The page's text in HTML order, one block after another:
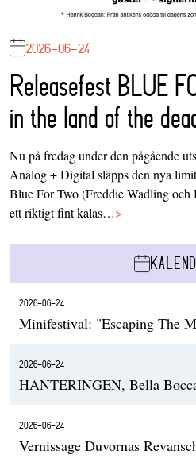
2026-06-24
Releasefest BLUE
in the land of the
Nu på fredag under den pågående
Analog + Digital släpps den nya
Blue For Two (Freddie Wadling
ett riktigt fint kalas…>
2026-06-24
Minifestival: "Escaping The
2026-06-24
HANTERINGEN, Bella
2026-06-24
Vernissage Duvornas